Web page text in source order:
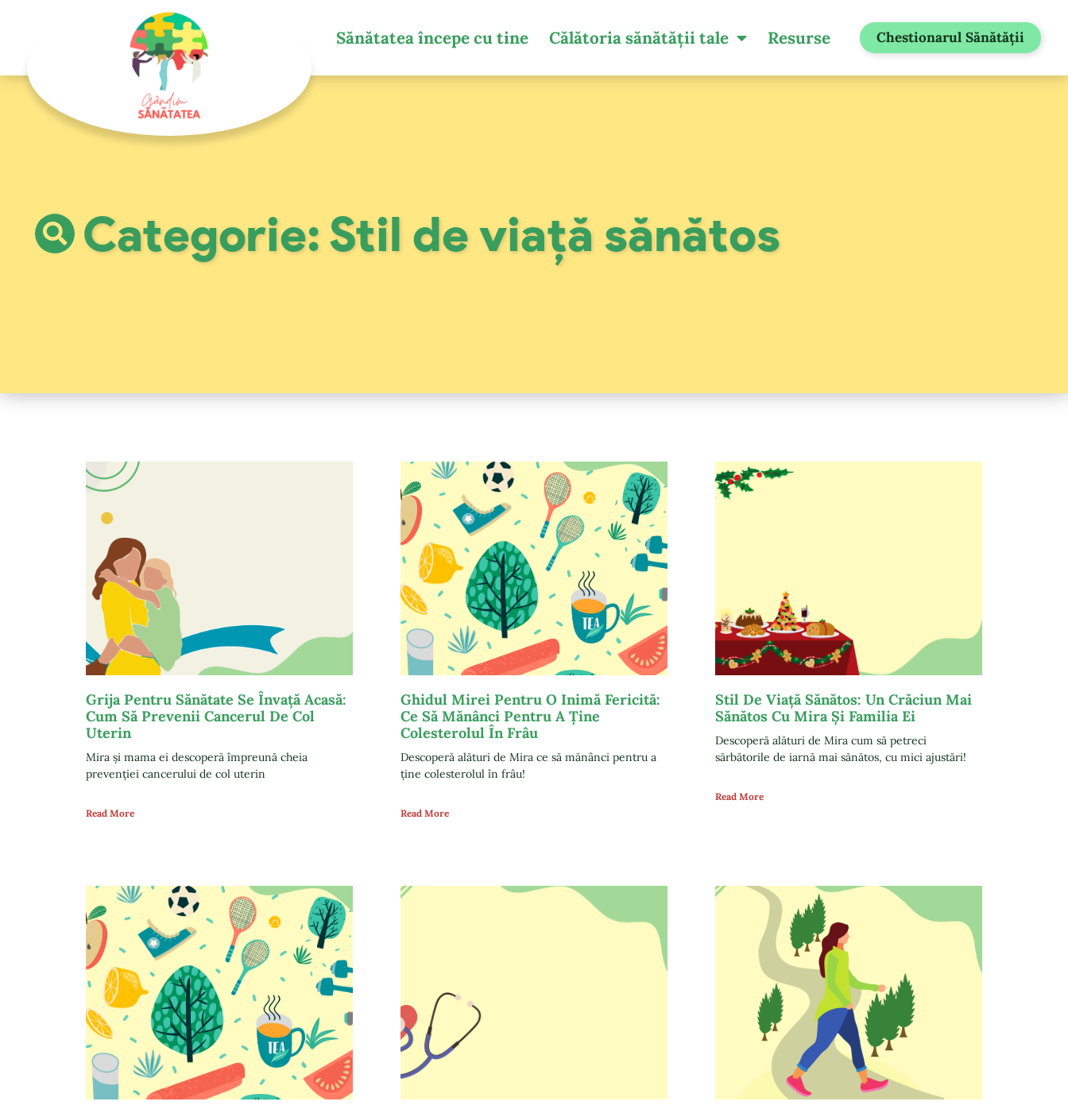
Sănătatea începe cu tine Călătoria sănătății tale Resurse Chestionarul Sănătății
Categorie: Stil de viață sănătos
Grija Pentru Sănătate Se Învață Acasă:
Cum Să Prevenii Cancerul De Col
Uterin
Mira și mama ei descoperă împreună cheia
prevenției cancerului de col uterin
Read More
Ghidul Mirei Pentru O Inimă Fericită:
Ce Să Mănânci Pentru A Ține
Colesterolul În Frâu
Descoperă alături de Mira ce să mănânci pentru a
ține colesterolul în frâu!
Read More
Stil De Viață Sănătos: Un Crăciun Mai
Sănătos Cu Mira Și Familia Ei
Descoperă alături de Mira cum să petreci
sărbătorile de iarnă mai sănătos, cu mici ajustări!
Read More